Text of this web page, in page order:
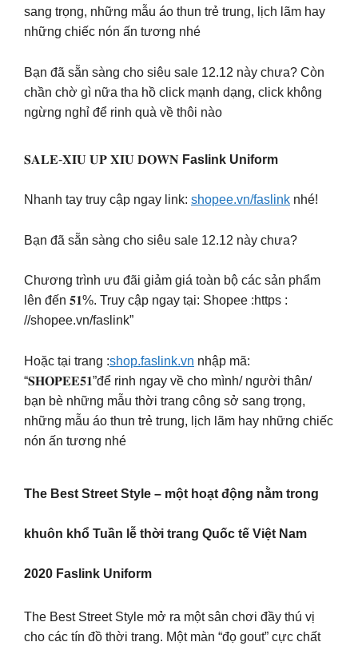
sang trọng, những mẫu áo thun trẻ trung, lịch lãm hay
những chiếc nón ấn tương nhé
Bạn đã sẵn sàng cho siêu sale 12.12 này chưa? Còn
chần chờ gì nữa tha hồ click mạnh dạng, click không
ngừng nghỉ để rinh quà về thôi nào
𝐒𝐀𝐋𝐄-𝐗𝐈̉𝐔 𝐔𝐏 𝐗𝐈̉𝐔 𝐃𝐎𝐖𝐍 Faslink Uniform
Nhanh tay truy cập ngay link: shopee.vn/faslink nhé!
Bạn đã sẵn sàng cho siêu sale 12.12 này chưa?
Chương trình ưu đãi giảm giá toàn bộ các sản phẩm
lên đến 𝟓𝟏%. Truy cập ngay tại: Shopee :https :
//shopee.vn/faslink”
Hoặc tại trang :shop.faslink.vn nhập mã:
“𝐒𝐇𝐎𝐏𝐄𝐄𝟓𝟏”để rinh ngay về cho mình/ người thân/
bạn bè những mẫu thời trang công sở sang trọng,
những mẫu áo thun trẻ trung, lịch lãm hay những chiếc
nón ấn tương nhé
The Best Street Style – một hoạt động nằm trong
khuôn khổ Tuần lễ thời trang Quốc tế Việt Nam
2020 Faslink Uniform
The Best Street Style mở ra một sân chơi đầy thú vị
cho các tín đồ thời trang. Một màn “đọ gout” cực chất